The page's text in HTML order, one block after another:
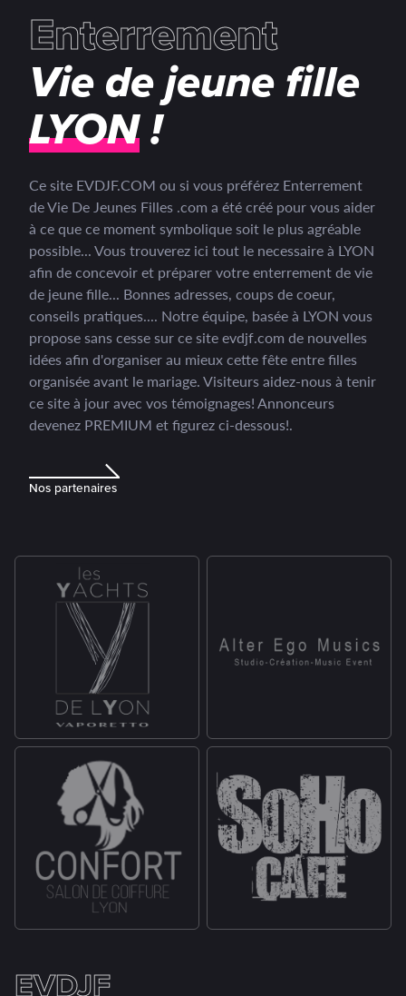
Enterrement
Vie de jeune fille
LYON!
Ce site EVDJF.COM ou si vous préférez Enterrement
de Vie De Jeunes Filles .com a été créé pour vous aider
à ce que ce moment symbolique soit le plus agréable
possible... Vous trouverez ici tout le necessaire à LYON
afin de concevoir et préparer votre enterrement de vie
de jeune fille... Bonnes adresses, coups de coeur,
conseils pratiques.... Notre équipe, basée à LYON vous
propose sans cesse sur ce site evdjf.com de nouvelles
idées afin d'organiser au mieux cette fête entre filles
organisée avant le mariage.Visiteurs aidez-nous à tenir
ce site à jour avec vos témoignages!Annonceurs
devenez PREMIUM et figurez ci-dessous!.
Nos partenaires
EVDJF